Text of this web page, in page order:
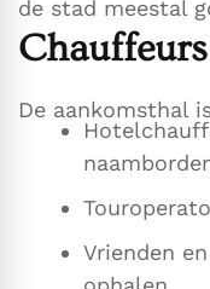
de stad meestal
De aankomsthal
Vrienden